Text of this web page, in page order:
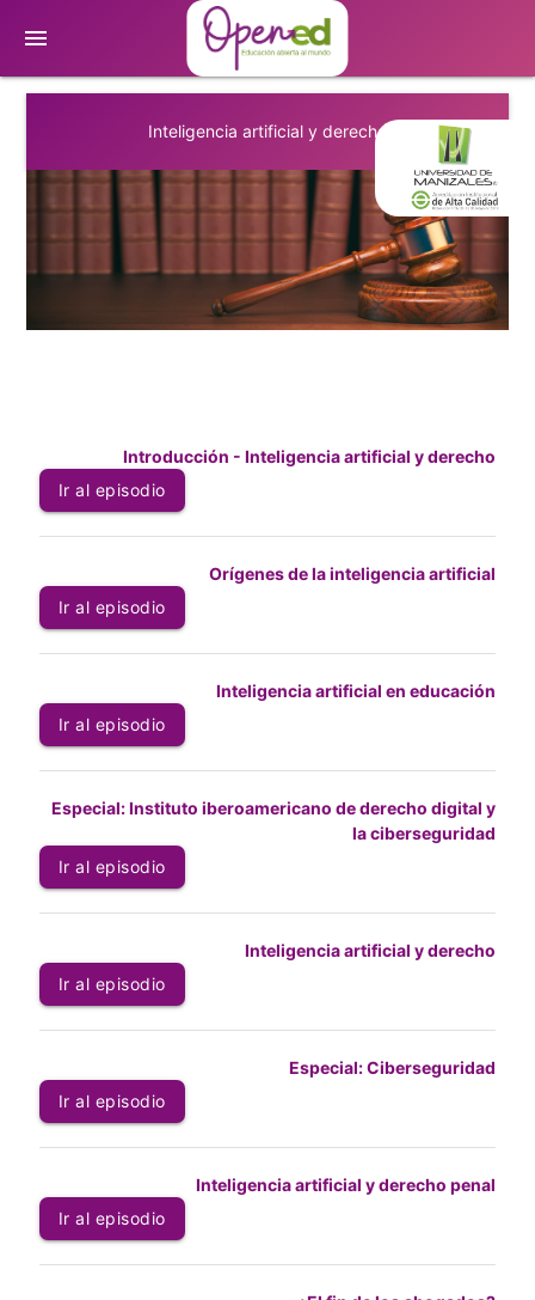
menu
Inteligencia artificial y derecho
Introducción - Inteligencia artificial y derecho
Ir al episodio
Orígenes de la inteligencia artificial
Ir al episodio
Inteligencia artificial en educación
Ir al episodio
Especial: Instituto iberoamericano de derecho digital y
la ciberseguridad
Ir al episodio
Inteligencia artificial y derecho
Ir al episodio
Especial: Ciberseguridad
Ir al episodio
Inteligencia artificial y derecho penal
Ir al episodio